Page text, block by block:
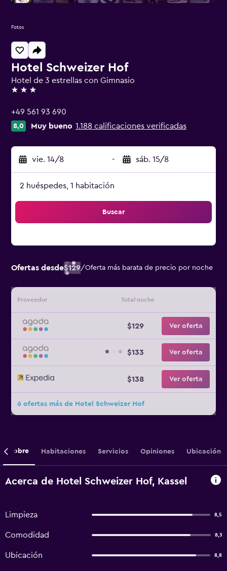
Hotel Schweizer Hof
Hotel de 3 estrellas con Gimnasio
3 estrellas
+49 561 93 690
8,0 Muy bueno 1.188 calificaciones verificadas
vie. 14/8 - sáb. 15/8
2 huéspedes, 1 habitación
Buscar
Ofertas desde$129/Oferta más barata de precio por noche
Proveedor Total noche
$129 Ver oferta
$133 Ver oferta
$138 Ver oferta
6 ofertas más de Hotel Schweizer Hof
Fotos
Sobre Habitaciones Servicios Opiniones Ubicación
Acerca de Hotel Schweizer Hof, Kassel
Limpieza 8,5
Comodidad 8,3
Ubicación 8,8